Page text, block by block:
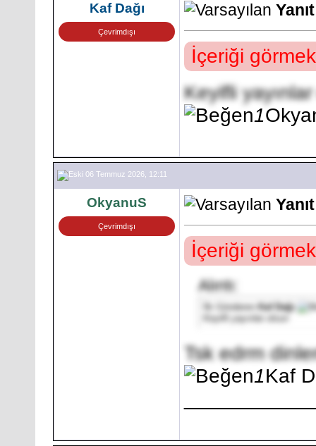
Kaf Dağı
Çevrimdışı
İçeriği
Keyifli
1
06 Temmuz 2026, 12:11
OkyanuS
Çevrimdışı
İçeriği
Alıntı:
İlk Gönderen
Kaf Dağı
Keyifli yayınlar olsun
Tsk edrm
1Kaf